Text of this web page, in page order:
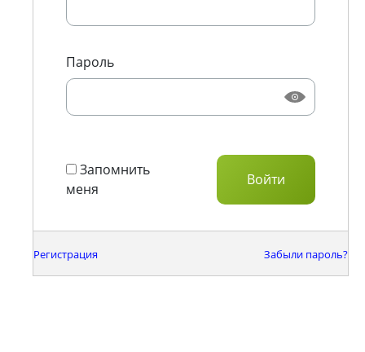
Пароль
Запомнить
меня
Регистрация Забыли пароль?